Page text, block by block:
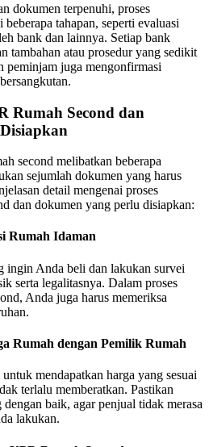
dokumen terpenuhi, proses
tahapan, seperti evaluasi
bank dan lainnya. Setiap bank
tambahan atau prosedur yang sedikit
peminjam juga mengonfirmasi
Rumah Second dan
second melibatkan beberapa
sejumlah dokumen yang harus
detail mengenai proses
dan dokumen yang perlu disiapkan:
Rumah Idaman
ingin Anda beli dan lakukan survei
serta legalitasnya. Dalam proses
Anda juga harus memeriksa
Rumah dengan Pemilik Rumah
mendapatkan harga yang sesuai
terlalu memberatkan. Pastikan
dengan baik, agar penjual tidak merasa
lakukan.